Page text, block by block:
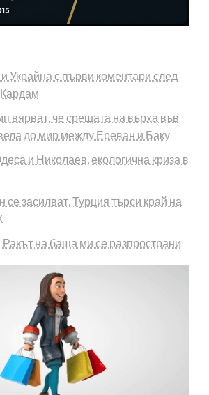
Украйна с първи коментари след
вярват, че срещата на върха във
до мир между Ереван и Баку
и Николаев, екологична криза в
засилват, Турция търси край на
на баща ми се разпространи